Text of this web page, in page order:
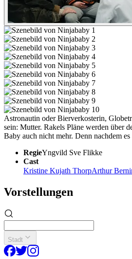
Astronautin oder Bierverkosterin,
sein: Mutter. Rakels Pläne werden über
Baby auch nicht mehr. Denn nachdem
RegieYngvild Sve Flikke
Cast
Kristine Kujath ThorpArthur
Vorstellungen
Stadt